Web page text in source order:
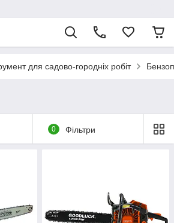
для садово-городніх робіт
0 Фільтри